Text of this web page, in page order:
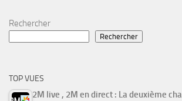
Rechercher
Rechercher
TOP VUES
2M live , 2M en direct : La deuxième